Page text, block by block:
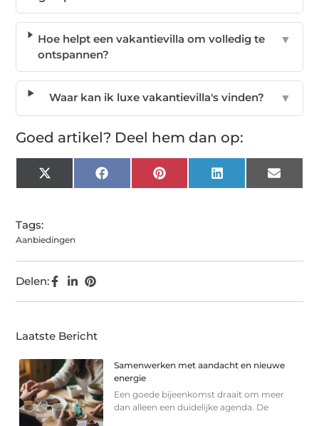
Hoe helpt een vakantievilla om volledig te
ontspannen?
▼
Waar kan ik luxe vakantievilla's vinden? ▼
Goed artikel? Deel hem dan op:
X
(Twitter)
FacebookPinterest LinkedIn Email
Tags:
Aanbiedingen
Delen:
Laatste Bericht
Samenwerken met aandacht en nieuwe
energie
Een goede bijeenkomst draait om meer
dan alleen een duidelijke agenda. De